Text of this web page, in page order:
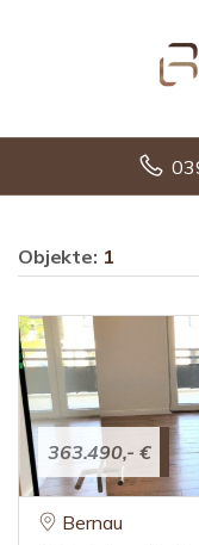
Objekte: 1
363.490,- €
Bernau